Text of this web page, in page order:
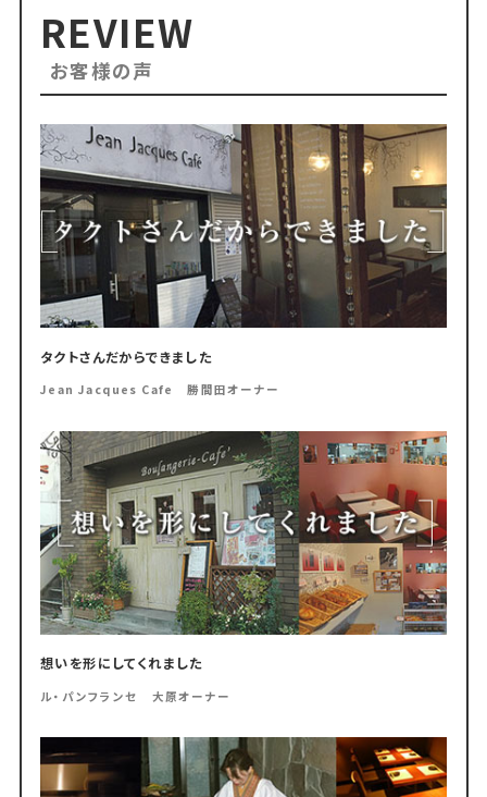
REVIEW
お客様の声
タクトさんだからできました
Jean Jacques Cafe 勝間田オーナー
想いを形にしてくれました
ル・パンフランセ 大原オーナー